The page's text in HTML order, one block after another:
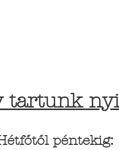
tartunk
péntekig: